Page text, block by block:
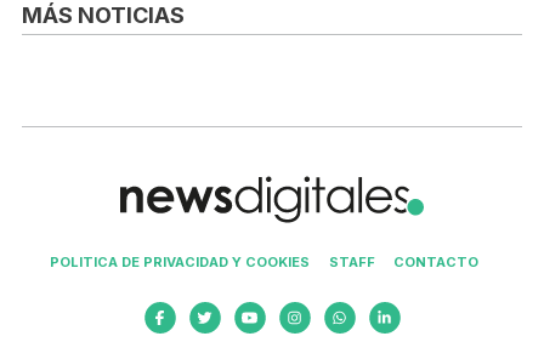
MÁS NOTICIAS
POLITICA DE PRIVACIDAD Y COOKIES STAFF CONTACTO